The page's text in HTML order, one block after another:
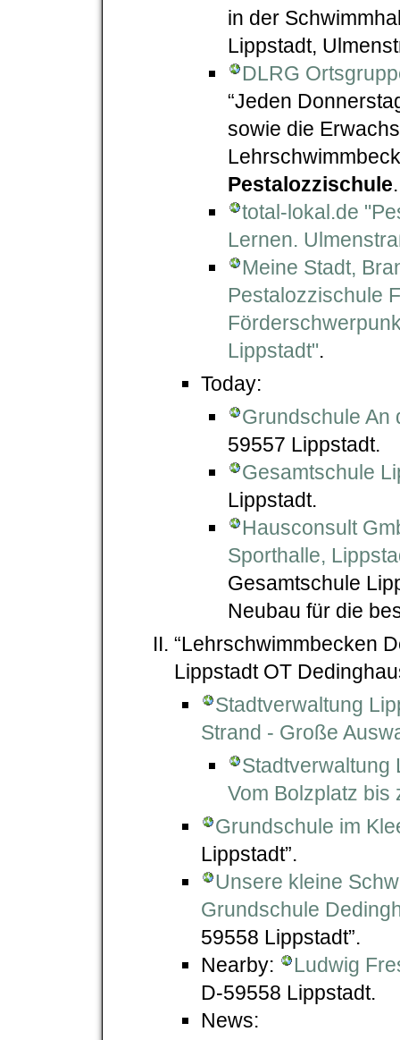
in der
Lippstadt,
DLRG
“Jeden
sowie die
Pestalozzischule
total-lokal.de
Lernen.
Meine Stadt,
Pestalozzischule
Lippstadt".
Today:
Grundschule An
59557 Lippstadt.
Gesamtschule
Lippstadt.
Hausconsult
Sporthalle,
Gesamtschule
Neubau für die
“Lehrschwimmbecken
Lippstadt OT
Stadtverwaltung
Strand - Große
Stadtverwaltung
Vom Bolzplatz bis
Grundschule im
Lippstadt”.
Unsere kleine
Grundschule
59558 Lippstadt”.
Nearby:
Ludwig
D-59558 Lippstadt.
News: